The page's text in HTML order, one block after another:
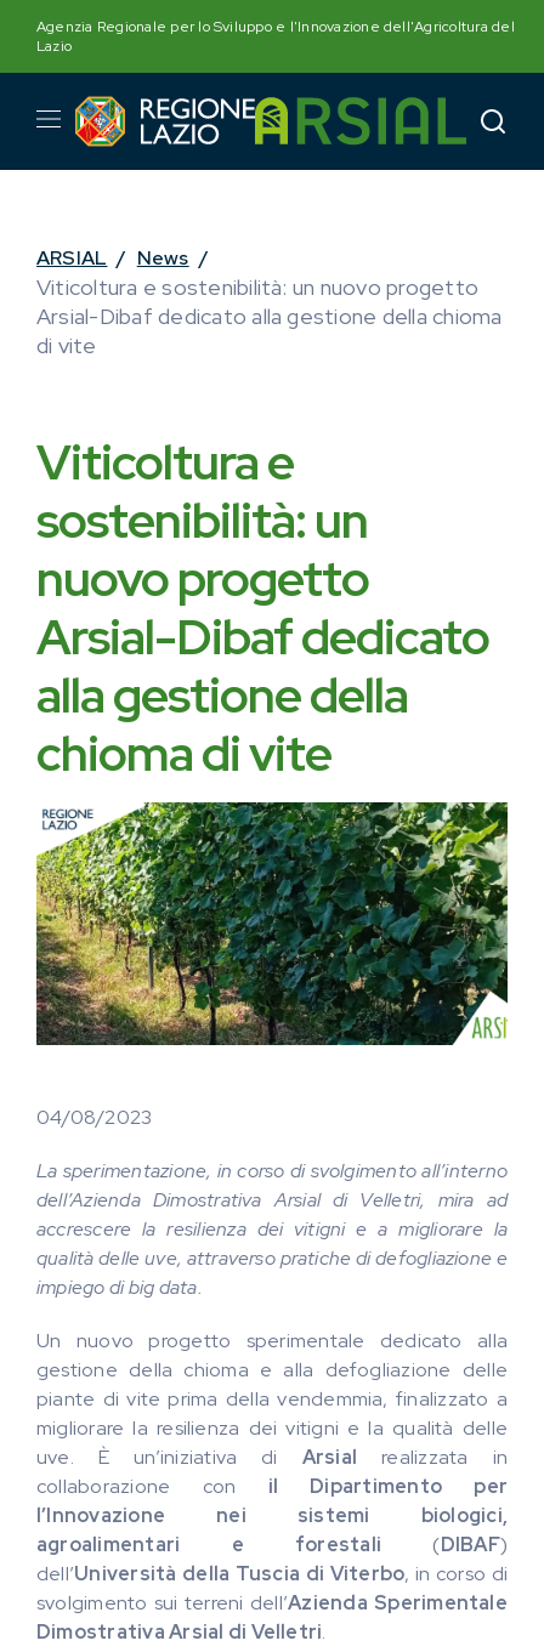
content
Agenzia Regionale per lo Sviluppo e l'Innovazione dell'Agricoltura del
Lazio
ARSIAL / News /
Viticoltura e sostenibilità: un nuovo progetto
Arsial-Dibaf dedicato alla gestione della chioma
di vite
Viticoltura e
sostenibilità: un
nuovo progetto
Arsial-Dibaf dedicato
alla gestione della
chioma di vite
04/08/2023
La sperimentazione, in corso di svolgimento all’interno
dell’Azienda Dimostrativa Arsial di Velletri, mira ad
accrescere la resilienza dei vitigni e a migliorare la
qualità delle uve, attraverso pratiche di defogliazione e
impiego di big data.
Un nuovo progetto sperimentale dedicato alla
gestione della chioma e alla defogliazione delle
piante di vite prima della vendemmia, finalizzato a
migliorare la resilienza dei vitigni e la qualità delle
uve. È un’iniziativa di Arsial realizzata in
collaborazione con il Dipartimento per
l’Innovazione nei sistemi biologici,
agroalimentari e forestali (DIBAF)
dell’Università della Tuscia di Viterbo, in corso di
svolgimento sui terreni dell’Azienda Sperimentale
Dimostrativa Arsial di Velletri.